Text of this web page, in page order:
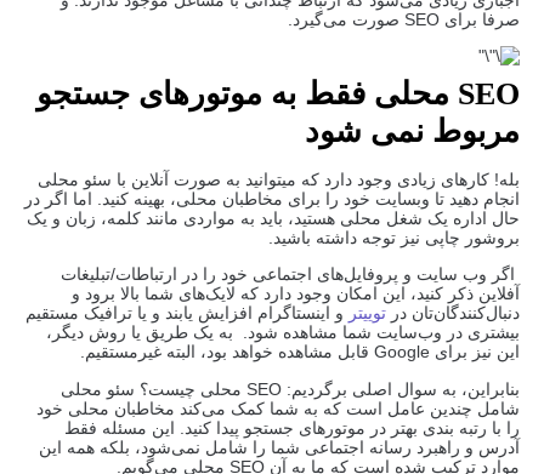
صرفا برای SEO صورت می‌گیرد.
SEOمحلی فقط به موتورهای جستجو
مربوط نمی شود
بله! کارهای زیادی وجود دارد که میتوانید به صورت آنلاین با سئو محلی
انجام دهید تا وبسایت خود را برای مخاطبان محلی، بهینه کنید. اما اگر در
حال اداره یک شغل محلی هستید، باید به مواردی مانند کلمه، زبان و یک
بروشور چاپی نیز توجه داشته باشید.
اگر وب سایت و پروفایل‌های اجتماعی خود را در ارتباطات/تبلیغات
آفلاین ذکر کنید، این امکان وجود دارد که لایک‌های شما بالا برود و
دنبال‌کنندگان‌تان درتوییترو اینستاگرام افزایش یابند و یا ترافیک مستقیم
بیشتری در وب‌سایت شما مشاهده شود. به یک طریق یا روش دیگر،
این نیز برای Google قابل مشاهده خواهد بود، البته غیرمستقیم.
بنابراین، به سوال اصلی برگردیم: SEO محلی چیست؟ سئو محلی
شامل چندین عامل است که به شما کمک می‌کند مخاطبان محلی خود
را با رتبه بندی بهتر در موتورهای جستجو پیدا کنید. این مسئله فقط
آدرس و راهبرد رسانه اجتماعی شما را شامل نمی‌شود، بلکه همه این
موارد ترکیب شده است که ما به آن SEO محلی می‌گویم.